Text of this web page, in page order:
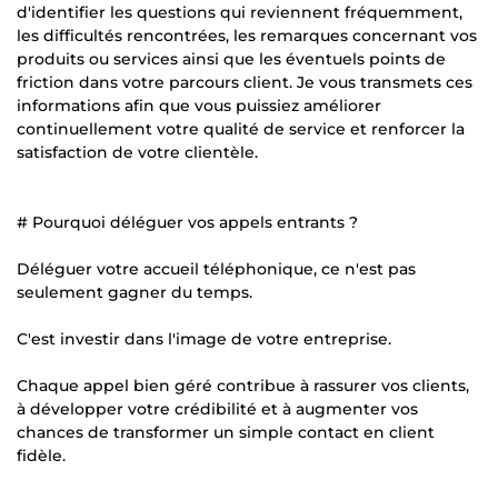
d'identifier les questions qui reviennent fréquemment,
les difficultés rencontrées, les remarques concernant vos
produits ou services ainsi que les éventuels points de
friction dans votre parcours client. Je vous transmets ces
informations afin que vous puissiez améliorer
continuellement votre qualité de service et renforcer la
satisfaction de votre clientèle.
# Pourquoi déléguer vos appels entrants ?
Déléguer votre accueil téléphonique, ce n'est pas
seulement gagner du temps.
C'est investir dans l'image de votre entreprise.
Chaque appel bien géré contribue à rassurer vos clients,
à développer votre crédibilité et à augmenter vos
chances de transformer un simple contact en client
fidèle.